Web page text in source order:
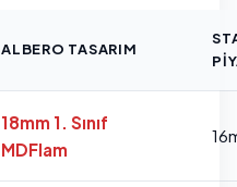
ALBERO TASARIM
18mm 1. Sınıf
MDFlam